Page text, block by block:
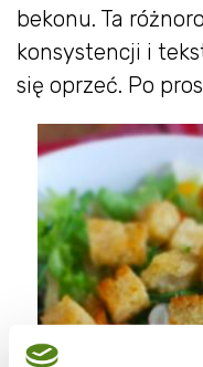
bekonu. Ta
konsystencji i
się oprzeć. Po